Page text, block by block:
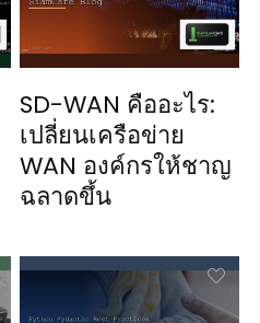
SD-WAN คืออะไร:
เปลี่ยนเครือข่าย
WAN องค์กรให้ชาญ
ฉลาดขึ้น